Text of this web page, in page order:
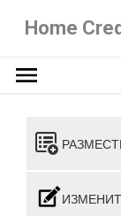
Home